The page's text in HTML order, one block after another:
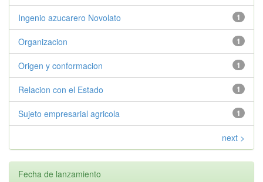
1
Ingenio azucarero Novolato
1
Organizacion
1
Origen y conformacion
1
Relacion con el Estado
1
Sujeto empresarial agricola
next >
Fecha de lanzamiento